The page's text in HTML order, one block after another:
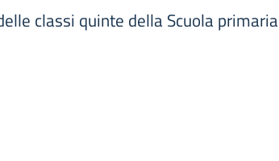
classi quinte della Scuola primaria